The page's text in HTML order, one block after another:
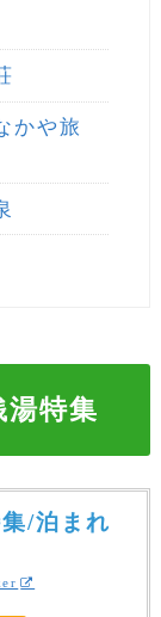
かや旅
特集
/泊まれ